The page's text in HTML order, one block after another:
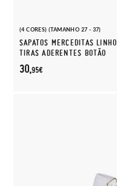
(4 CORES) (TAMANHO 27 - 37)
SAPATOS MERCEDITAS LINHO
TIRAS ADERENTES BOTÃO
30,95€